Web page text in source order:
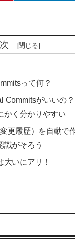
って何？
Commitsがいいの？
かく分かりやすい
更履歴）を自動で
識がそろう
大いにアリ！